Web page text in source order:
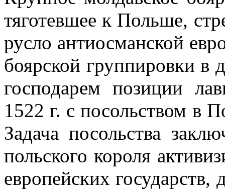
тяготевшее к Польше,
русло антиосманской
бояр­ской группировки в
господарем позиции
1522 г. с посольством в
Задача посольства
польского короля
европейских